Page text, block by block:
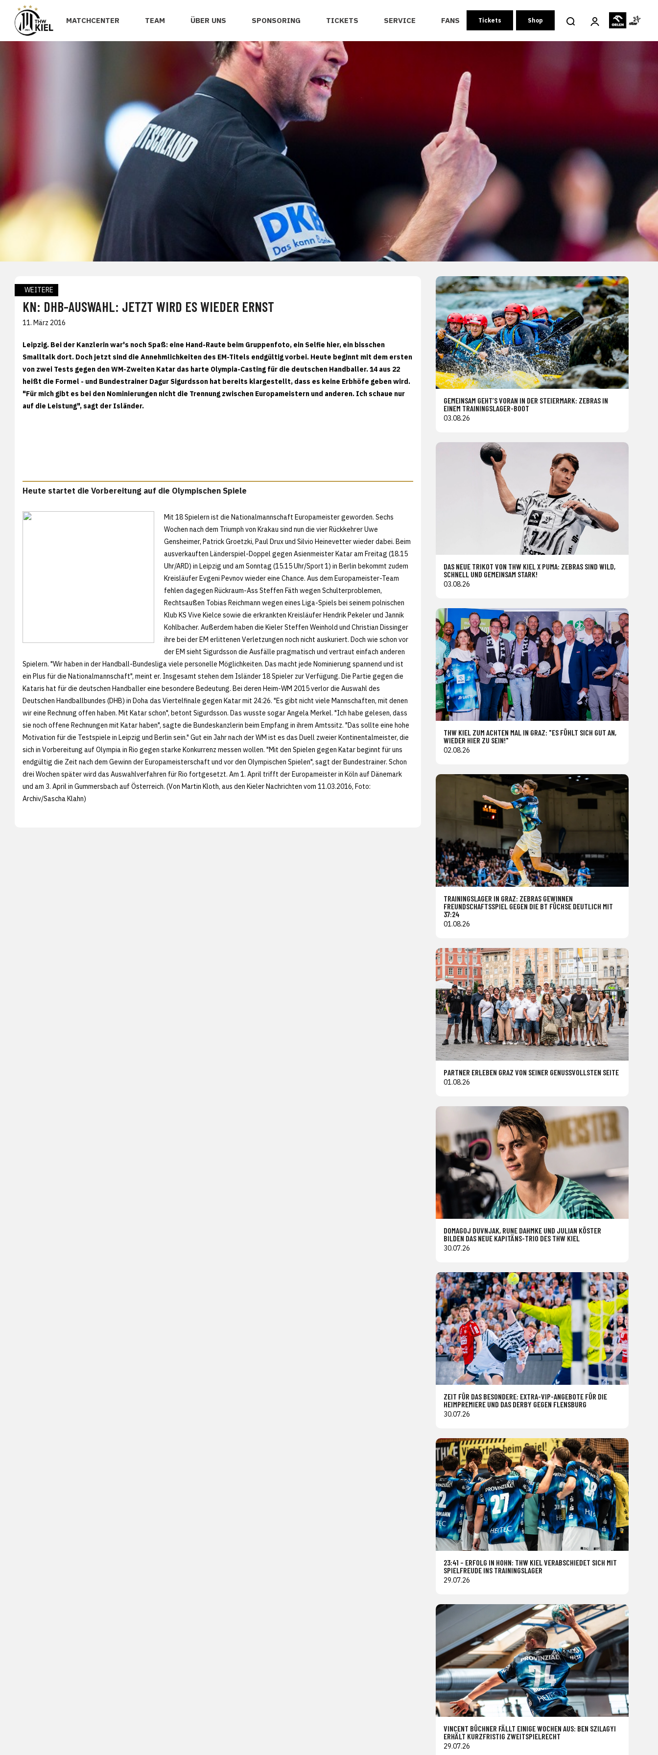
MATCHCENTER TEAM ÜBER UNS SPONSORING TICKETS SERVICE FANS Tickets Shop
WEITERE
KN: DHB-AUSWAHL: JETZT WIRD ES WIEDER ERNST
11. März 2016
Leipzig. Bei der Kanzlerin war's noch Spaß: eine Hand-Raute beim Gruppenfoto, ein Selfie hier, ein bisschen
Smalltalk dort. Doch jetzt sind die Annehmlichkeiten des EM-Titels endgültig vorbei. Heute beginnt mit dem ersten
von zwei Tests gegen den WM-Zweiten Katar das harte Olympia-Casting für die deutschen Handballer. 14 aus 22
heißt die Formel - und Bundestrainer Dagur Sigurdsson hat bereits klargestellt, dass es keine Erbhöfe geben wird.
"Für mich gibt es bei den Nominierungen nicht die Trennung zwischen Europameistern und anderen. Ich schaue nur
auf die Leistung", sagt der Isländer.
Heute startet die Vorbereitung auf die Olympischen Spiele
Mit 18 Spielern ist die Nationalmannschaft Europameister geworden. Sechs
Wochen nach dem Triumph von Krakau sind nun die vier Rückkehrer Uwe
Gensheimer, Patrick Groetzki, Paul Drux und Silvio Heinevetter wieder dabei. Beim
ausverkauften Länderspiel-Doppel gegen Asienmeister Katar am Freitag (18.15
Uhr/ARD) in Leipzig und am Sonntag (15.15 Uhr/Sport 1) in Berlin bekommt zudem
Kreisläufer Evgeni Pevnov wieder eine Chance. Aus dem Europameister-Team
fehlen dagegen Rückraum-Ass Steffen Fäth wegen Schulterproblemen,
Rechtsaußen Tobias Reichmann wegen eines Liga-Spiels bei seinem polnischen
Klub KS Vive Kielce sowie die erkrankten Kreisläufer Hendrik Pekeler und Jannik
Kohlbacher. Außerdem haben die Kieler Steffen Weinhold und Christian Dissinger
ihre bei der EM erlittenen Verletzungen noch nicht auskuriert. Doch wie schon vor
der EM sieht Sigurdsson die Ausfälle pragmatisch und vertraut einfach anderen
Spielern. "Wir haben in der Handball-Bundesliga viele personelle Möglichkeiten. Das macht jede Nominierung spannend und ist
ein Plus für die Nationalmannschaft", meint er. Insgesamt stehen dem Isländer 18 Spieler zur Verfügung. Die Partie gegen die
Kataris hat für die deutschen Handballer eine besondere Bedeutung. Bei deren Heim-WM 2015 verlor die Auswahl des
Deutschen Handballbundes (DHB) in Doha das Viertelfinale gegen Katar mit 24:26. "Es gibt nicht viele Mannschaften, mit denen
wir eine Rechnung offen haben. Mit Katar schon", betont Sigurdsson. Das wusste sogar Angela Merkel. "Ich habe gelesen, dass
sie noch offene Rechnungen mit Katar haben", sagte die Bundeskanzlerin beim Empfang in ihrem Amtssitz. "Das sollte eine hohe
Motivation für die Testspiele in Leipzig und Berlin sein." Gut ein Jahr nach der WM ist es das Duell zweier Kontinentalmeister, die
sich in Vorbereitung auf Olympia in Rio gegen starke Konkurrenz messen wollen. "Mit den Spielen gegen Katar beginnt für uns
endgültig die Zeit nach dem Gewinn der Europameisterschaft und vor den Olympischen Spielen", sagt der Bundestrainer. Schon
drei Wochen später wird das Auswahlverfahren für Rio fortgesetzt. Am 1. April trifft der Europameister in Köln auf Dänemark
und am 3. April in Gummersbach auf Österreich. (Von Martin Kloth, aus den Kieler Nachrichten vom 11.03.2016, Foto:
Archiv/Sascha Klahn)
GEMEINSAM GEHT’S VORAN IN DER STEIERMARK: ZEBRAS IN
EINEM TRAININGSLAGER-BOOT
03.08.26
DAS NEUE TRIKOT VON THW KIEL X PUMA: ZEBRAS SIND WILD,
SCHNELL UND GEMEINSAM STARK!
03.08.26
THW KIEL ZUM ACHTEN MAL IN GRAZ: "ES FÜHLT SICH GUT AN,
WIEDER HIER ZU SEIN!"
02.08.26
TRAININGSLAGER IN GRAZ: ZEBRAS GEWINNEN
FREUNDSCHAFTSSPIEL GEGEN DIE BT FÜCHSE DEUTLICH MIT
37:24
01.08.26
PARTNER ERLEBEN GRAZ VON SEINER GENUSSVOLLSTEN SEITE
01.08.26
DOMAGOJ DUVNJAK, RUNE DAHMKE UND JULIAN KÖSTER
BILDEN DAS NEUE KAPITÄNS-TRIO DES THW KIEL
30.07.26
ZEIT FÜR DAS BESONDERE: EXTRA-VIP-ANGEBOTE FÜR DIE
HEIMPREMIERE UND DAS DERBY GEGEN FLENSBURG
30.07.26
23:41 – ERFOLG IN HOHN: THW KIEL VERABSCHIEDET SICH MIT
SPIELFREUDE INS TRAININGSLAGER
29.07.26
VINCENT BÜCHNER FÄLLT EINIGE WOCHEN AUS: BEN SZILAGYI
ERHÄLT KURZFRISTIG ZWEITSPIELRECHT
29.07.26